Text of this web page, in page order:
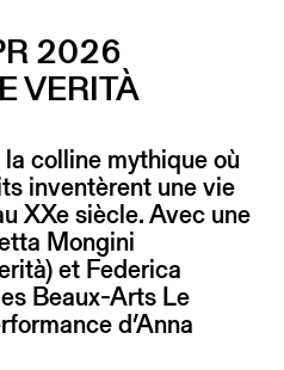
2026
VERITÀ
colline mythique où
inventèrent une vie
XXe siècle. Avec une
Mongini
et Federica
Beaux-Arts Le
d’Anna